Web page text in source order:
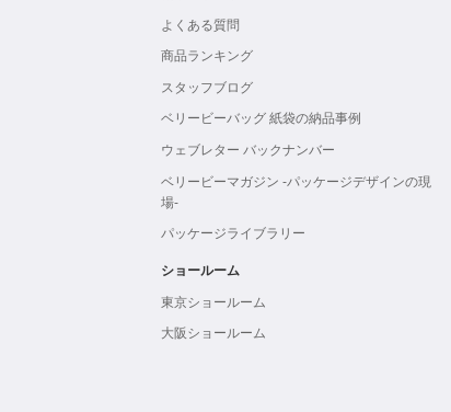
よくある質問
商品ランキング
スタッフブログ
ベリービーバッグ 紙袋の納品事例
ウェブレター バックナンバー
ベリービーマガジン -パッケージデザインの現
場-
パッケージライブラリー
ショールーム
東京ショールーム
大阪ショールーム